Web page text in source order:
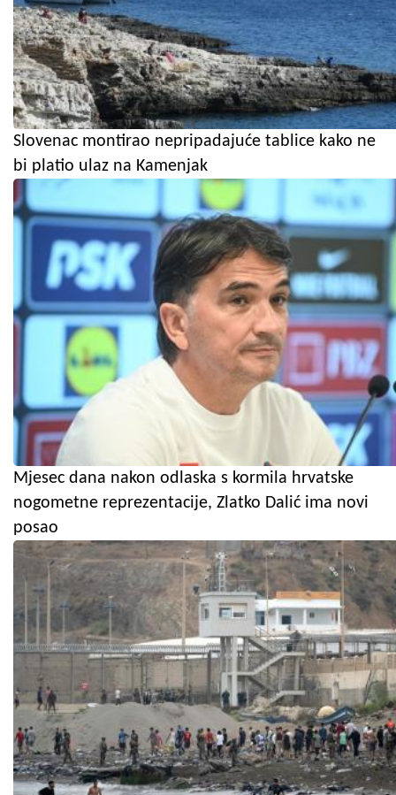
Slovenac montirao nepripadajuće tablice kako ne
bi platio ulaz na Kamenjak
Mjesec dana nakon odlaska s kormila hrvatske
nogometne reprezentacije, Zlatko Dalić ima novi
posao